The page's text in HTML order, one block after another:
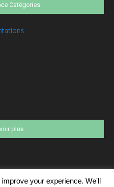
Catégories
plus
your experience. We'll